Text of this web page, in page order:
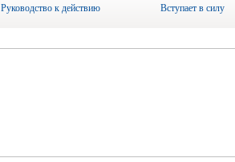
Руководство к действию Вступает в силу